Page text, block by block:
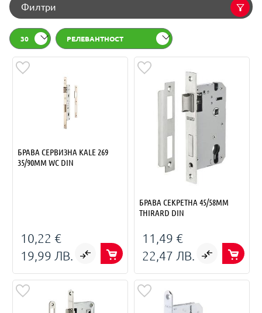
Филтри
30 РЕЛЕВАНТНОСТ
БРАВА СЕРВИЗНА KALE 269
35/90MM WC DIN
10,22 €
19,99 ЛВ.
БРАВА СЕКРЕТНА 45/58ММ
THIRARD DIN
11,49 €
22,47 ЛВ.